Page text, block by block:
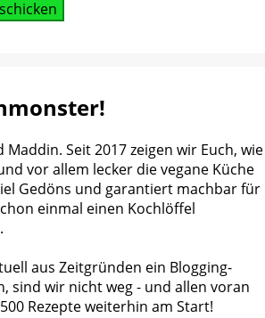
Seit 2017 zeigen wir Euch, wie
vor allem lecker die vegane Küche
Gedöns und garantiert machbar für
einmal einen Kochlöffel
aus Zeitgründen ein Blogging-
sind wir nicht weg - und allen voran
Rezepte weiterhin am Start!